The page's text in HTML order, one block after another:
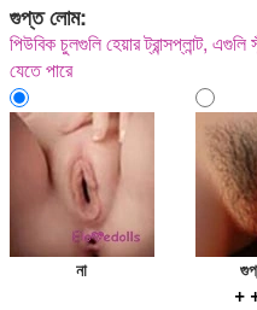
গুপ্ত লোম:
পিউবিক চুলগুলি হেয়ার ট্রান্সপ্লান্ট,
যেতে পারে
না
+